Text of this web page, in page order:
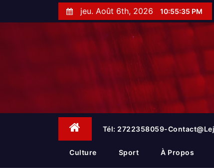
t
jeu. Août 6th, 2026 10:55:36 PM
Tél: 2722358059-
Culture Sport À Propos